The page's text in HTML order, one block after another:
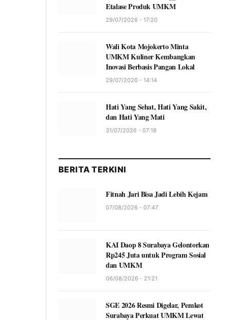
Etalase Produk UMKM
29/07/2026 - 17:20
Wali Kota Mojokerto Minta
UMKM Kuliner Kembangkan
Inovasi Berbasis Pangan Lokal
29/07/2026 - 14:14
Hati Yang Sehat, Hati Yang Sakit,
dan Hati Yang Mati
31/07/2026 - 07:18
BERITA TERKINI
Fitnah Jari Bisa Jadi Lebih Kejam
07/08/2026 - 07:47
KAI Daop 8 Surabaya Gelontorkan
Rp245 Juta untuk Program Sosial
dan UMKM
06/08/2026 - 21:21
SGE 2026 Resmi Digelar, Pemkot
Surabaya Perkuat UMKM Lewat